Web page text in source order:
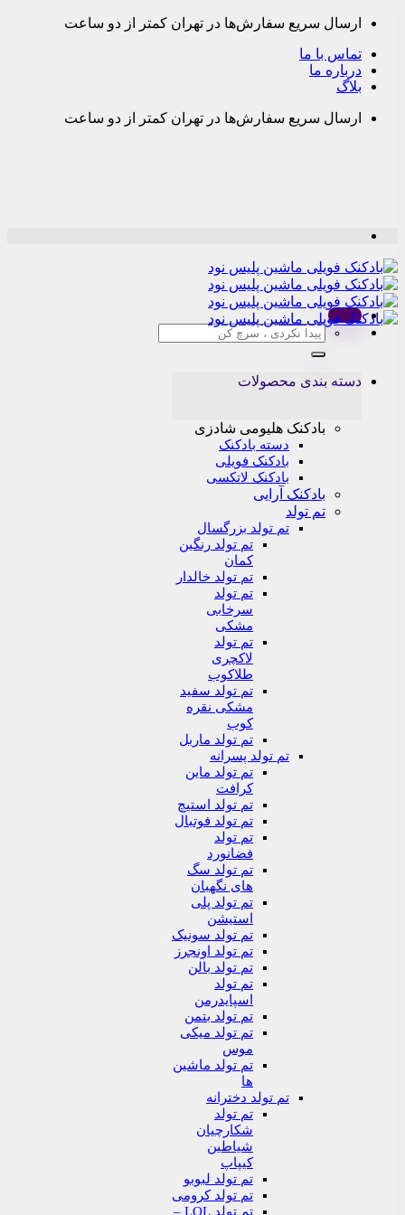
Skip
content
ارسال سریع سفارش‌ها در تهران کمتر از دو ساعت
تماس با ما
درباره ما
بلاگ
ارسال سریع سفارش‌ها در تهران کمتر از دو ساعت
Menu
جستجو
برای:
دسته بندی محصولات
بادکنک هلیومی شادزی
دسته بادکنک
بادکنک فویلی
بادکنک لاتکسی
بادکنک آرایی
تم تولد
تم تولد بزرگسال
تم تولد رنگین
کمان
تم تولد خالدار
تم تولد
سرخابی
مشکی
تم تولد
لاکچری
طلاکوب
تم تولد سفید
مشکی نقره
کوب
تم تولد ماربل
تم تولد پسرانه
تم تولد ماین
کرافت
تم تولد استیچ
تم تولد فوتبال
تم تولد
فضانورد
تم تولد سگ
های نگهبان
تم تولد پلی
استیشن
تم تولد سونیک
تم تولد اونجرز
تم تولد بالن
تم تولد
اسپایدرمن
تم تولد بتمن
تم تولد میکی
موس
تم تولد ماشین
ها
تم تولد دخترانه
تم تولد
شکارچیان
شیاطین
کیپاپ
تم تولد لبوبو
تم تولد کرومی
تم تولد LOL –